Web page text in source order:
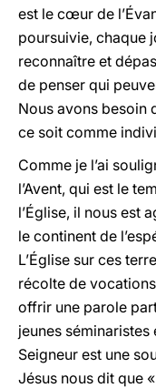
est le cœur de
poursuivie, chaque
reconnaître et
de penser qui
Nous avons besoin
ce soit comme
Comme je l’ai
l’Avent, qui est le
l’Église, il nous est
le continent de
L’Église sur ces
récolte de
offrir une parole
jeunes séminaristes
Seigneur est une
Jésus nous dit que